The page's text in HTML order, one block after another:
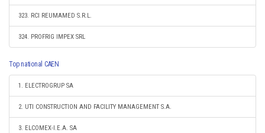
323. RCI REUMAMED S.R.L.
324. PROFRIG IMPEX SRL
Top national CAEN
1. ELECTROGRUP SA
2. UTI CONSTRUCTION AND FACILITY MANAGEMENT S.A.
3. ELCOMEX-I.E.A. SA